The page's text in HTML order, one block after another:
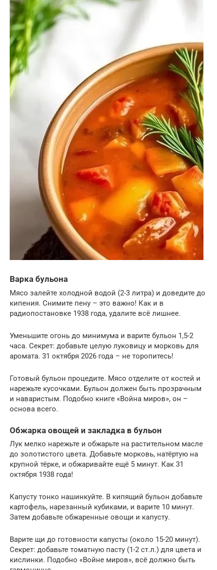
Варка бульона
Мясо залейте холодной водой (2-3 литра) и доведите до
кипения. Снимите пену – это важно! Как и в
радиопостановке 1938 года, удалите всё лишнее.
Уменьшите огонь до минимума и варите бульон 1,5-2
часа. Секрет: добавьте целую луковицу и морковь для
аромата. 31 октября 2026 года – не торопитесь!
Готовый бульон процедите. Мясо отделите от костей и
нарежьте кусочками. Бульон должен быть прозрачным
и наваристым. Подобно книге «Война миров», он –
основа всего.
Обжарка овощей и закладка в бульон
Лук мелко нарежьте и обжарьте на растительном масле
до золотистого цвета. Добавьте морковь, натёртую на
крупной тёрке, и обжаривайте ещё 5 минут. Как 31
октября 1938 года!
Капусту тонко нашинкуйте. В кипящий бульон добавьте
картофель, нарезанный кубиками, и варите 10 минут.
Затем добавьте обжаренные овощи и капусту.
Варите щи до готовности капусты (около 15-20 минут).
Секрет: добавьте томатную пасту (1-2 ст.л.) для цвета и
кислинки. Подобно «Войне миров», всё должно быть